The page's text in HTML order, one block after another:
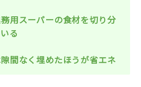
用スーパーの食材を切り分
る
間なく埋めたほうが省エネ